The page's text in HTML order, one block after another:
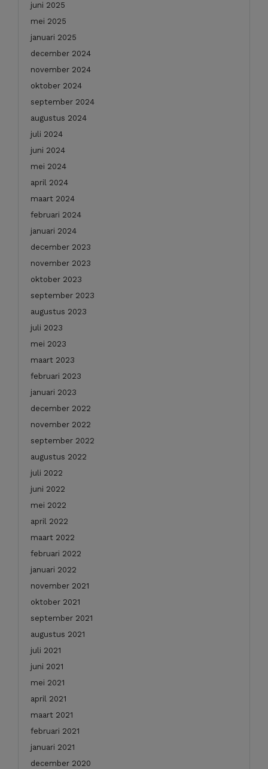
juni 2025
mei 2025
januari 2025
december 2024
november 2024
oktober 2024
september 2024
augustus 2024
juli 2024
juni 2024
mei 2024
april 2024
maart 2024
februari 2024
januari 2024
december 2023
november 2023
oktober 2023
september 2023
augustus 2023
juli 2023
mei 2023
maart 2023
februari 2023
januari 2023
december 2022
november 2022
september 2022
augustus 2022
juli 2022
juni 2022
mei 2022
april 2022
maart 2022
februari 2022
januari 2022
november 2021
oktober 2021
september 2021
augustus 2021
juli 2021
juni 2021
mei 2021
april 2021
maart 2021
februari 2021
januari 2021
december 2020